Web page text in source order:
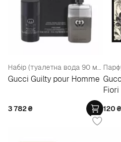
Набір (туалетна вода 90 мл + дезодорант-стік 75 г)
Gucci Guilty pour Homme
3 782₴
Fiori
120₴